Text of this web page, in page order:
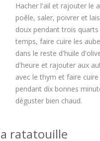
Hacher l'ail et rajouter le
poêle, saler, poivrer et
doux pendant trois
temps, faire cuire les
dans le reste d'huile
d'heure et rajouter aux
avec le thym et faire
pendant dix bonnes
déguster bien chaud.
ratatouille